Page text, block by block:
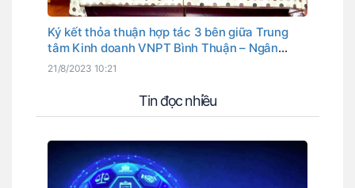
Ký kết thỏa thuận hợp tác 3 bên giữa Trung
tâm Kinh doanh VNPT Bình Thuận – Ngân
hàng Agribank chi nhánh Bình Thuận và Bệnh
21/8/2023 10:21
Tin đọc nhiều